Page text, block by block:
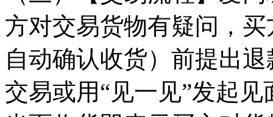
方对交易货物有疑问，
自动确认收货）前提出
交易或用“见一见”发起